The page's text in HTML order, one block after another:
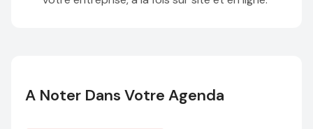
A Noter Dans Votre Agenda